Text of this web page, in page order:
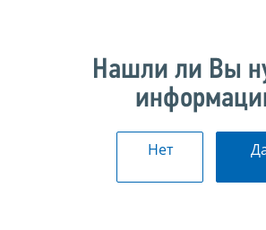
Нашли ли Вы
Нет